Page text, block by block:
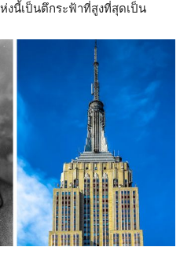
งนี้เป็นตึกระฟ้าที่สูงที่สุดเป็น